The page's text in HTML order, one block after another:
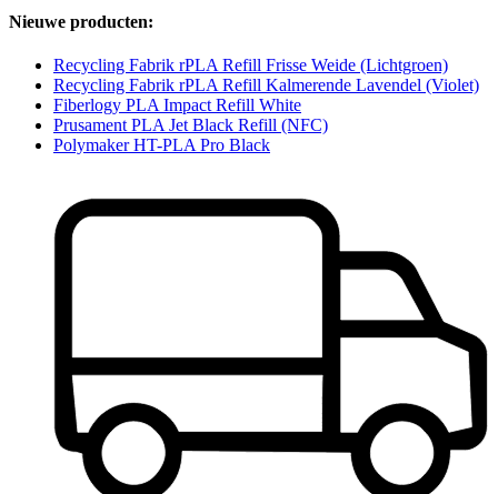
Nieuwe producten:
Recycling Fabrik rPLA Refill Frisse Weide (Lichtgroen)
Recycling Fabrik rPLA Refill Kalmerende Lavendel (Violet)
Fiberlogy PLA Impact Refill White
Prusament PLA Jet Black Refill (NFC)
Polymaker HT-PLA Pro Black